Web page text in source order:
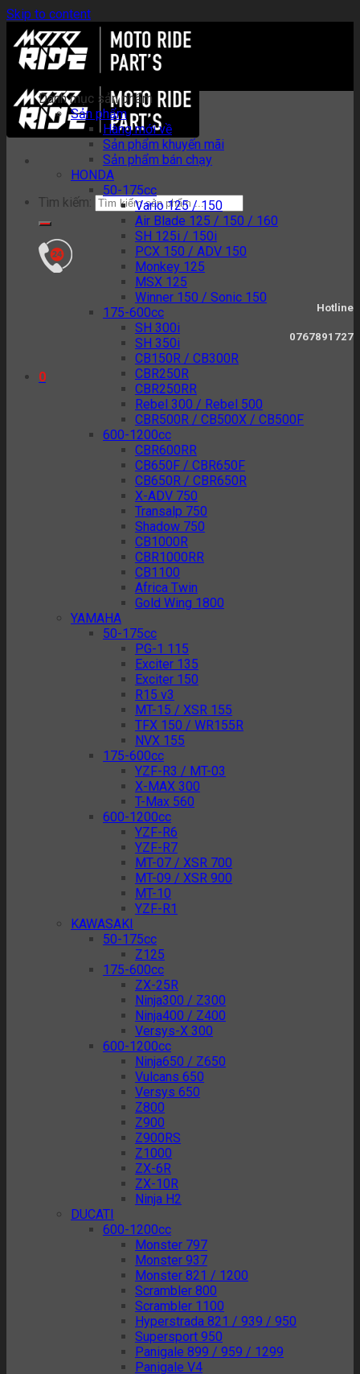
Skip to content
Tìm kiếm:
Hotline
0767891727
0
Danh mục sản phẩm
Sản phẩm
Hàng mới về
Sản phẩm khuyến mãi
Sản phẩm bán chạy
HONDA
50-175cc
Vario 125 / 150
Air Blade 125 / 150 / 160
SH 125i / 150i
PCX 150 / ADV 150
Monkey 125
MSX 125
Winner 150 / Sonic 150
175-600cc
SH 300i
SH 350i
CB150R / CB300R
CBR250R
CBR250RR
Rebel 300 / Rebel 500
CBR500R / CB500X / CB500F
600-1200cc
CBR600RR
CB650F / CBR650F
CB650R / CBR650R
X-ADV 750
Transalp 750
Shadow 750
CB1000R
CBR1000RR
CB1100
Africa Twin
Gold Wing 1800
YAMAHA
50-175cc
PG-1 115
Exciter 135
Exciter 150
R15 v3
MT-15 / XSR 155
TFX 150 / WR155R
NVX 155
175-600cc
YZF-R3 / MT-03
X-MAX 300
T-Max 560
600-1200cc
YZF-R6
YZF-R7
MT-07 / XSR 700
MT-09 / XSR 900
MT-10
YZF-R1
KAWASAKI
50-175cc
Z125
175-600cc
ZX-25R
Ninja300 / Z300
Ninja400 / Z400
Versys-X 300
600-1200cc
Ninja650 / Z650
Vulcans 650
Versys 650
Z800
Z900
Z900RS
Z1000
ZX-6R
ZX-10R
Ninja H2
DUCATI
600-1200cc
Monster 797
Monster 937
Monster 821 / 1200
Scrambler 800
Scrambler 1100
Hyperstrada 821 / 939 / 950
Supersport 950
Panigale 899 / 959 / 1299
Panigale V4